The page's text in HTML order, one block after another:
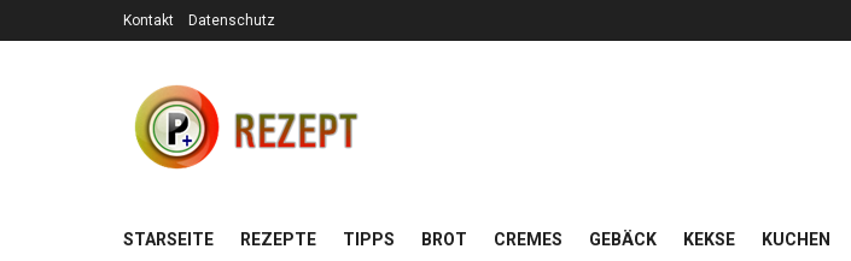
Kontakt Datenschutz
STARSEITE REZEPTE TIPPS BROT CREMES GEBÄCK KEKSE KUCHEN